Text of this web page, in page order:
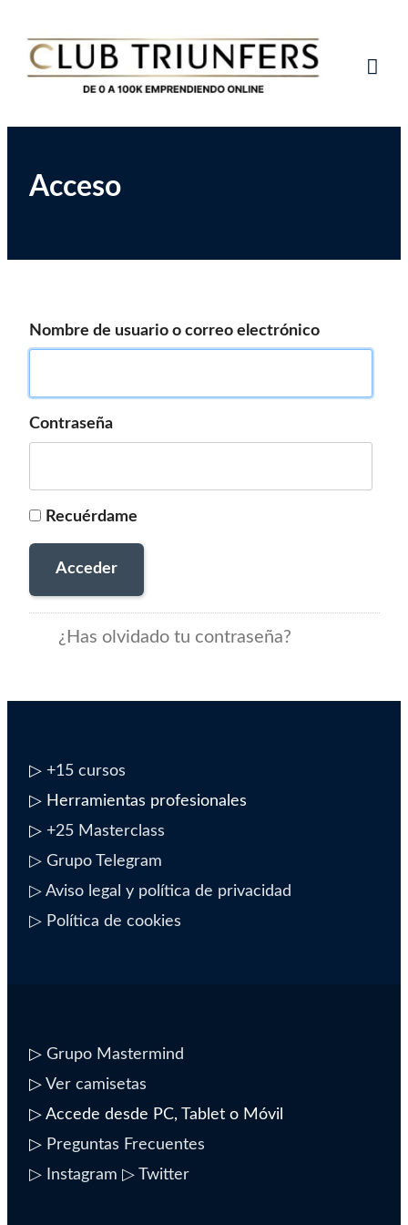
contenido
Club Triunfers
Acceso
Nombre de usuario o correo electrónico
Contraseña
Recuérdame
Acceder
¿Has olvidado tu contraseña?
▷ +15 cursos
▷ Herramientas profesionales
▷ +25 Masterclass
▷ Grupo Telegram
▷ Aviso legal y política de privacidad
▷ Política de cookies
▷ Grupo Mastermind
▷ Ver camisetas
▷ Accede desde PC, Tablet o Móvil
▷ Preguntas Frecuentes
▷ Instagram ▷ Twitter